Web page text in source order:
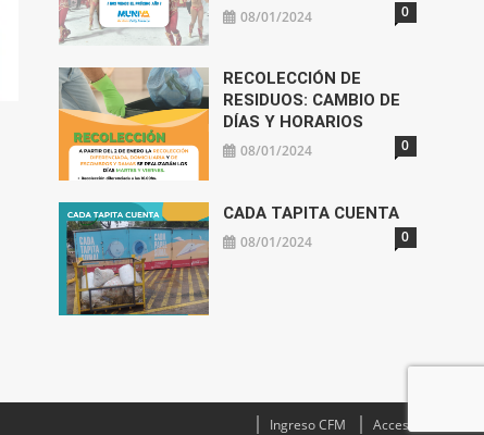
08/01/2024 0
RECOLECCIÓN DE
RESIDUOS: CAMBIO DE
DÍAS Y HORARIOS
08/01/2024 0
CADA TAPITA CUENTA
08/01/2024 0
Ingreso CFM Acceso